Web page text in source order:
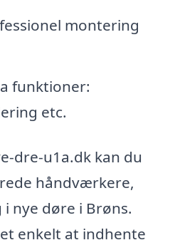
montering
funktioner:
etc.
dre-u1a.dk kan du
håndværkere,
nye døre i Brøns.
enkelt at indhente